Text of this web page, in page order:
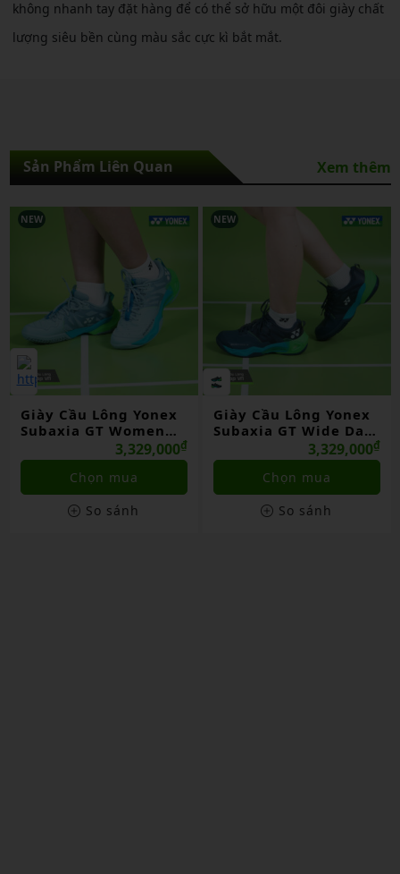
không nhanh tay đặt hàng để có thể sở hữu một đôi giày chất
lượng siêu bền cùng màu sắc cực kì bắt mắt.
Sản Phẩm Liên Quan Xem thêm
NEW
Giày Cầu Lông Yonex
Subaxia GT Women
Grayish Green Chính
Hãng
3,329,000₫
Chọn mua
So sánh
NEW
Giày Cầu Lông Yonex
Subaxia GT Wide Dark
Green Chính Hãng
3,329,000₫
Chọn mua
So sánh